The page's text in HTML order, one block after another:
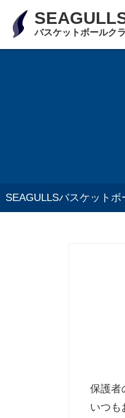
バスケットボールク
SEAGULLSバスケットボ
保護者
いつも